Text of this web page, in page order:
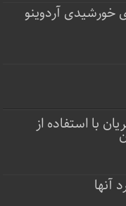
خورشیدی آردوینو
با استفاده از
آنها